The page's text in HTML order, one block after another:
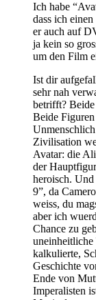
Ich habe
dass ich
er auch auf
ja kein so
um den Film
Ist dir
sehr nah
betrifft?
Beide
Zivilisation
Avatar: die
der
heroisch.
9”, da
weiss, du
aber ich
Chance zu
kalkulierte,
Geschichte
Ende von
Imperalisten